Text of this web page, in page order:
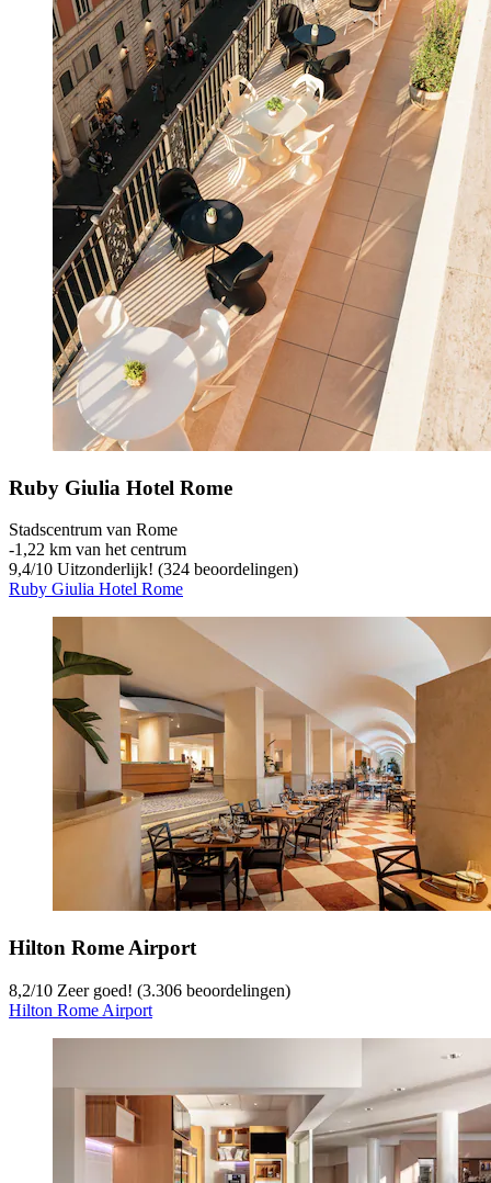
Ruby Giulia Hotel Rome
Stadscentrum van Rome
‐1,22 km van het centrum
9,4/10 Uitzonderlijk! (324 beoordelingen)
Ruby Giulia Hotel Rome
Hilton Rome Airport
8,2/10 Zeer goed! (3.306 beoordelingen)
Hilton Rome Airport